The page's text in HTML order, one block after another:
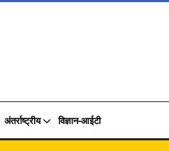
अंतर्राष्ट्रीय विज्ञान-आईटी